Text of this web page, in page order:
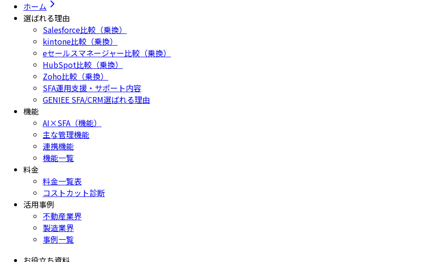
ホーム
選ばれる理由
Salesforce比較（乗換）
kintone比較（乗換）
eセールスマネージャー比較（乗換）
HubSpot比較（乗換）
Zoho比較（乗換）
SFA運用支援・サポート内容
GENIEE SFA/CRM選ばれる理由
機能
AI×SFA（機能）
主な管理機能
連携機能
機能一覧
料金
料金一覧表
コストカット診断
活用事例
不動産業界
製造業界
事例一覧